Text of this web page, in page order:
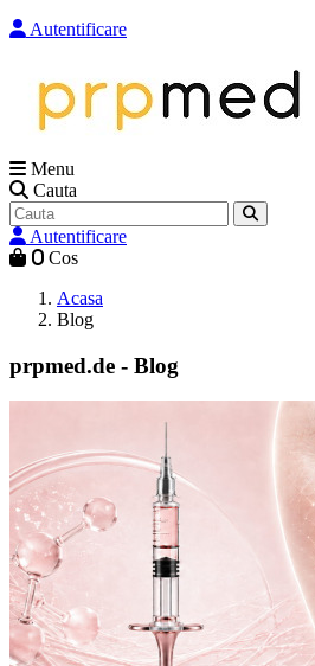
Autentificare
Menu
Cauta
Autentificare
0 Cos
Acasa
Blog
prpmed.de - Blog